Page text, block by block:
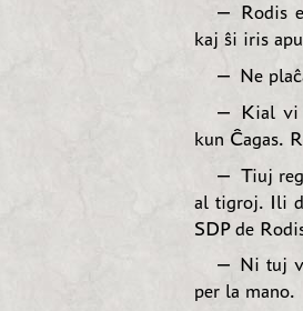
— Rodis
kaj ŝi iris
— Ne
— Kial vi
kun Ĉagas.
— Tiuj
al tigroj. Ili
SDP de
— Ni tuj
per la mano.